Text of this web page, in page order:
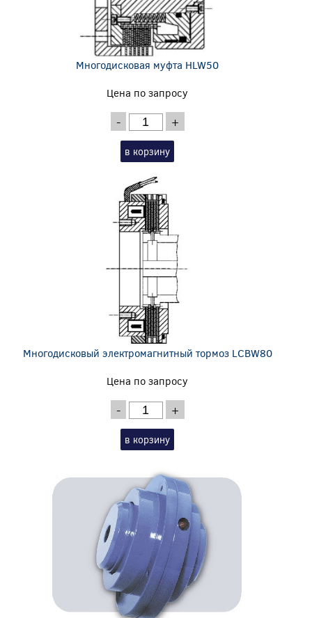
Многодисковая муфта HLW50
Цена по запросу
- +
в корзину
Многодисковый электромагнитный тормоз LCBW80
Цена по запросу
- +
в корзину